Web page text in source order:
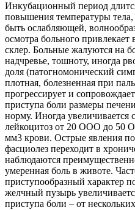
Инкубационный период
повышения температуры
быть ослабляющей,
осмотра больного
склер. Больные жалуются на
надчревье, тошноту, иногда
доля (патогномонический
плотная, болезненная при
прогрессирует и
приступа боли размеры
норму. Иногда увеличивается
лейкоцитоз от 20 ООО до 50
мм3 крови. Острые явления
фасциолез переходит в
наблюдаются
умеренная боль в животе.
приступообразный характер
желчный пузырь
приступа боли – от